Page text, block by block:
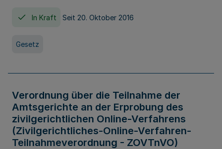
In Kraft Seit 20. Oktober 2016
Gesetz
Verordnung über die Teilnahme der
Amtsgerichte an der Erprobung des
zivilgerichtlichen Online-Verfahrens
(Zivilgerichtliches-Online-Verfahren-
Teilnahmeverordnung - ZOVTnVO)